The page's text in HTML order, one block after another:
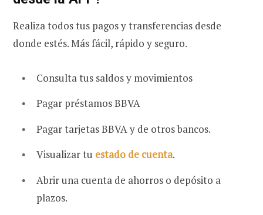
Realiza todos tus pagos y transferencias desde
donde estés. Más fácil, rápido y seguro.
Consulta tus saldos y movimientos
Pagar préstamos BBVA
Pagar tarjetas BBVA y de otros bancos.
Visualizar tu estado de cuenta.
Abrir una cuenta de ahorros o depósito a
plazos.